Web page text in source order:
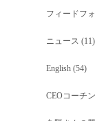
フィードフ
ニュース (11)
English(54)
CEOコーチ